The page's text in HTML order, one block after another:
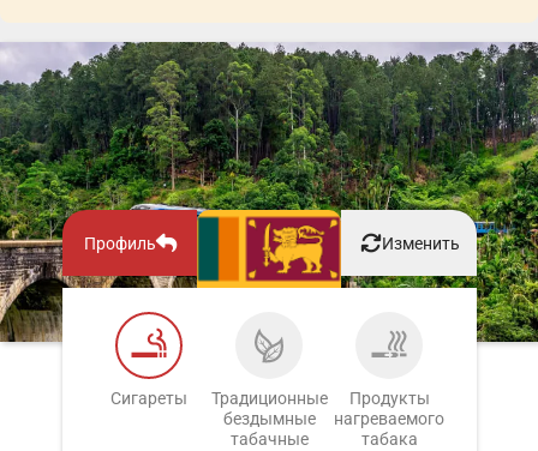
Профиль Изменить
Сигареты
Традиционные
бездымные
табачные
Продукты
нагреваемого
табака